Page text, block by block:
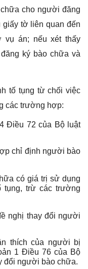
cho người đăng
tờ liên quan đến
vụ án; nếu xét thấy
ký bào chữa và
tố tụng từ chối việc
các trường hợp:
Điều 72 của Bộ luật
chỉ định người bào
có giá trị sử dụng
tụng, trừ các trường
nghị thay đổi người
thích của người bị
1 Điều 76 của Bộ
đổi người bào chữa.